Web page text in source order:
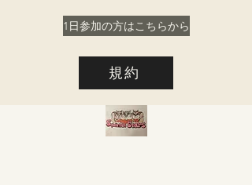
1日参加の方はこちらから
規約